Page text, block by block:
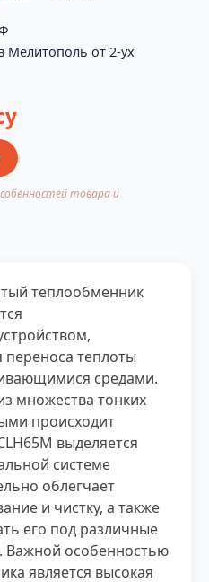
товара и
теплообменник
теплоты
средами.
множества тонких
происходит
выделяется
системе
облегчает
и чистку, а также
его под различные
Важной особенностью
является высокая